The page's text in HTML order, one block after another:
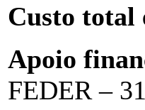
Custo total
Apoio
FEDER –